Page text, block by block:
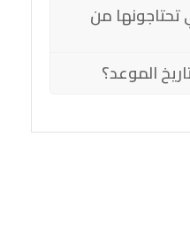
تحتاجونها من
الموعد؟